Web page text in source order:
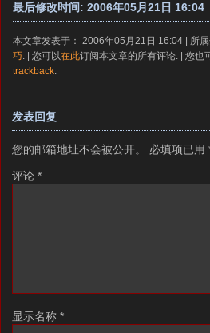
最后修改时间: 2006年05月21日 16:04
本文章发表于： 2006年05月21日 16:04 | 所
巧 . | 您可以在此订阅本文章的所有评论. | 您也
trackback
发表回复
您的邮箱地址不会被公开。 必填项已用
评论 *
显示名称 *